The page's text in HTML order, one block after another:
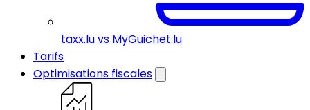
taxx.lu vs MyGuichet.lu
Tarifs
Optimisations fiscales